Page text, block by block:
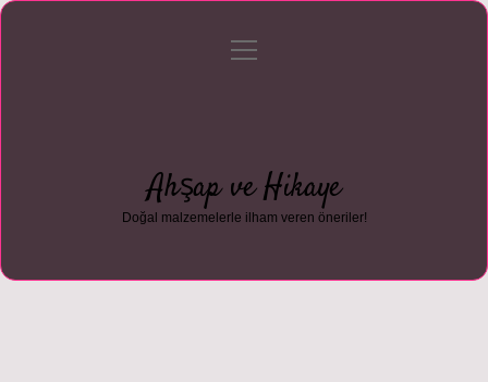
Gizlilik Politikası
menüyü
Ahşap ve Hikaye
Doğal malzemelerle ilham veren öneriler!